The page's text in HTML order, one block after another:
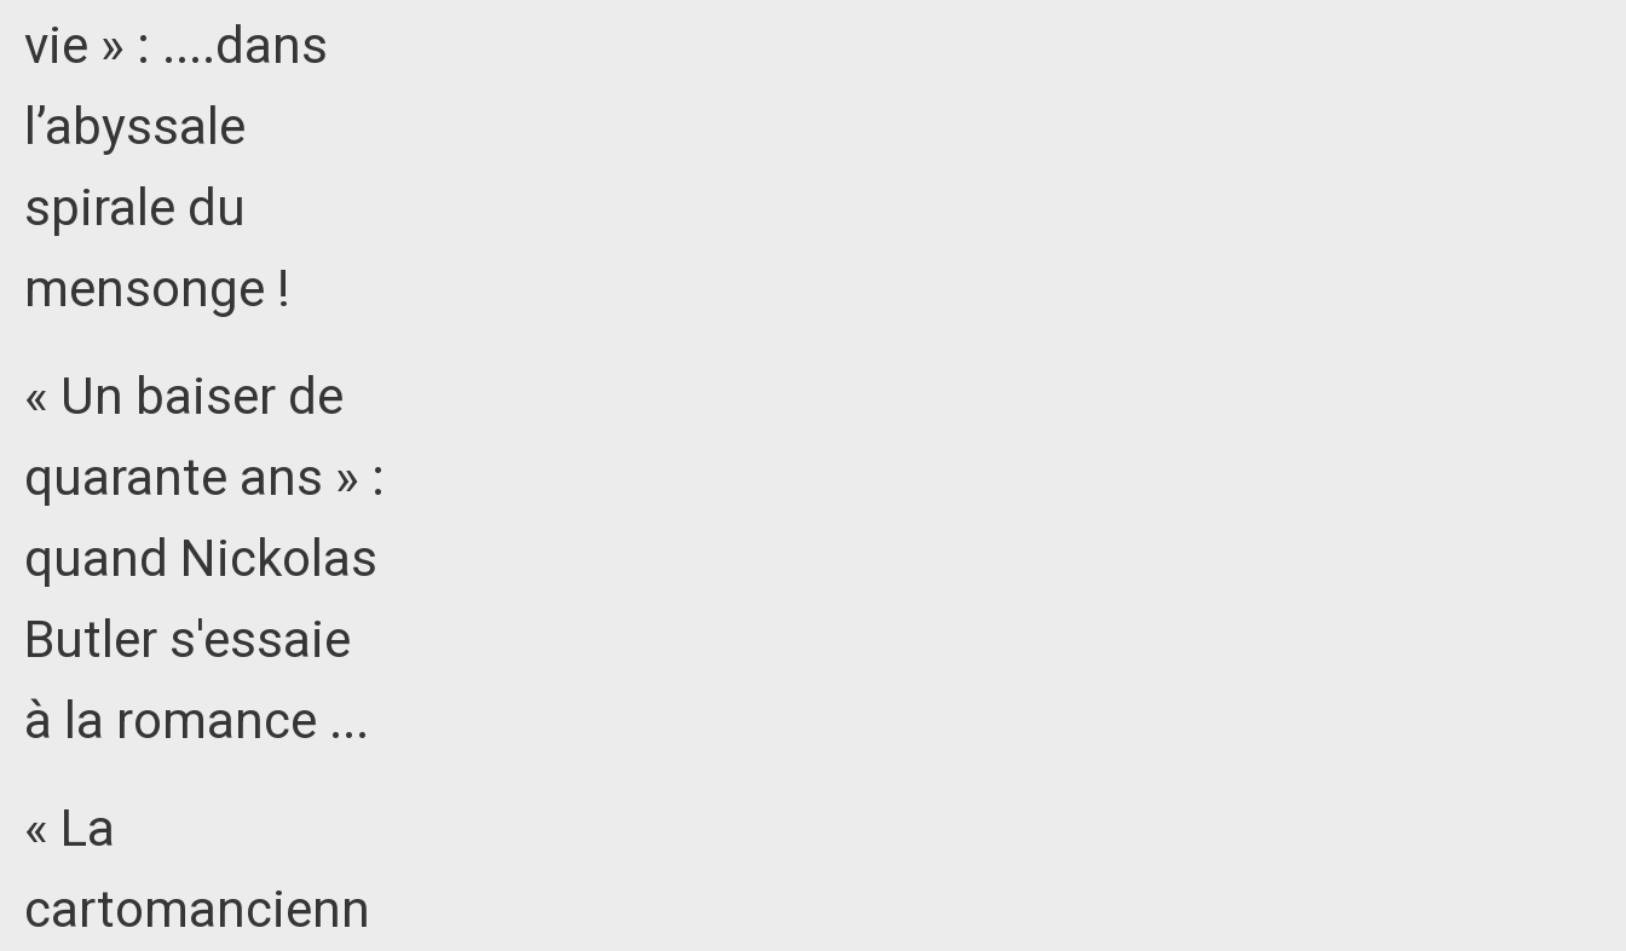
vie » : ....dans
l’abyssale
spirale du
mensonge !
« Un baiser de
quarante ans » :
quand Nickolas
Butler s'essaie
à la romance ...
« La
cartomancienn